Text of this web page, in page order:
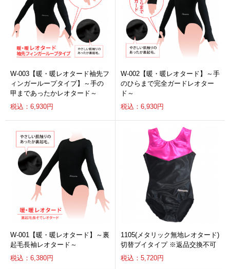
W-003【暖・暖レオタード袖先フ
ィンガーループタイプ】～手の
甲まであったかレオタード～
税込：6,930円
W-002【暖・暖レオタード】～手
のひらまで完全ガードレオター
ド～
税込：6,930円
W-001【暖・暖レオタード】～裏
起毛長袖レオタード～
税込：6,380円
1105(メタリック無地レオタード)
切替ブイタイプ ※返品交換不可
税込：5,720円